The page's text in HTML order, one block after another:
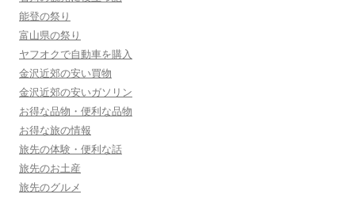
能登の祭り
富山県の祭り
ヤフオクで自動車を購入
金沢近郊の安い買物
金沢近郊の安いガソリン
お得な品物・便利な品物
お得な旅の情報
旅先の体験・便利な話
旅先のお土産
旅先のグルメ